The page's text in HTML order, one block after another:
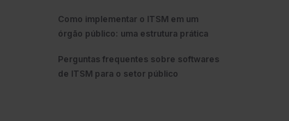
Como implementar o ITSM em um
órgão público: uma estrutura prática
Perguntas frequentes sobre softwares
de ITSM para o setor público